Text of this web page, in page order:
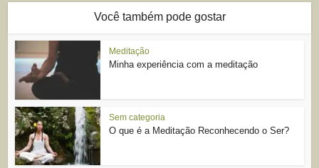
Você também pode gostar
Meditação
Minha experiência com a meditação
Sem categoria
O que é a Meditação Reconhecendo o Ser?